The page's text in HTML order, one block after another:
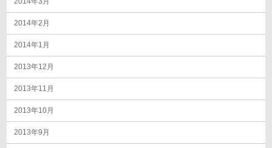
2014年2月
2014年1月
2013年12月
2013年11月
2013年10月
2013年9月